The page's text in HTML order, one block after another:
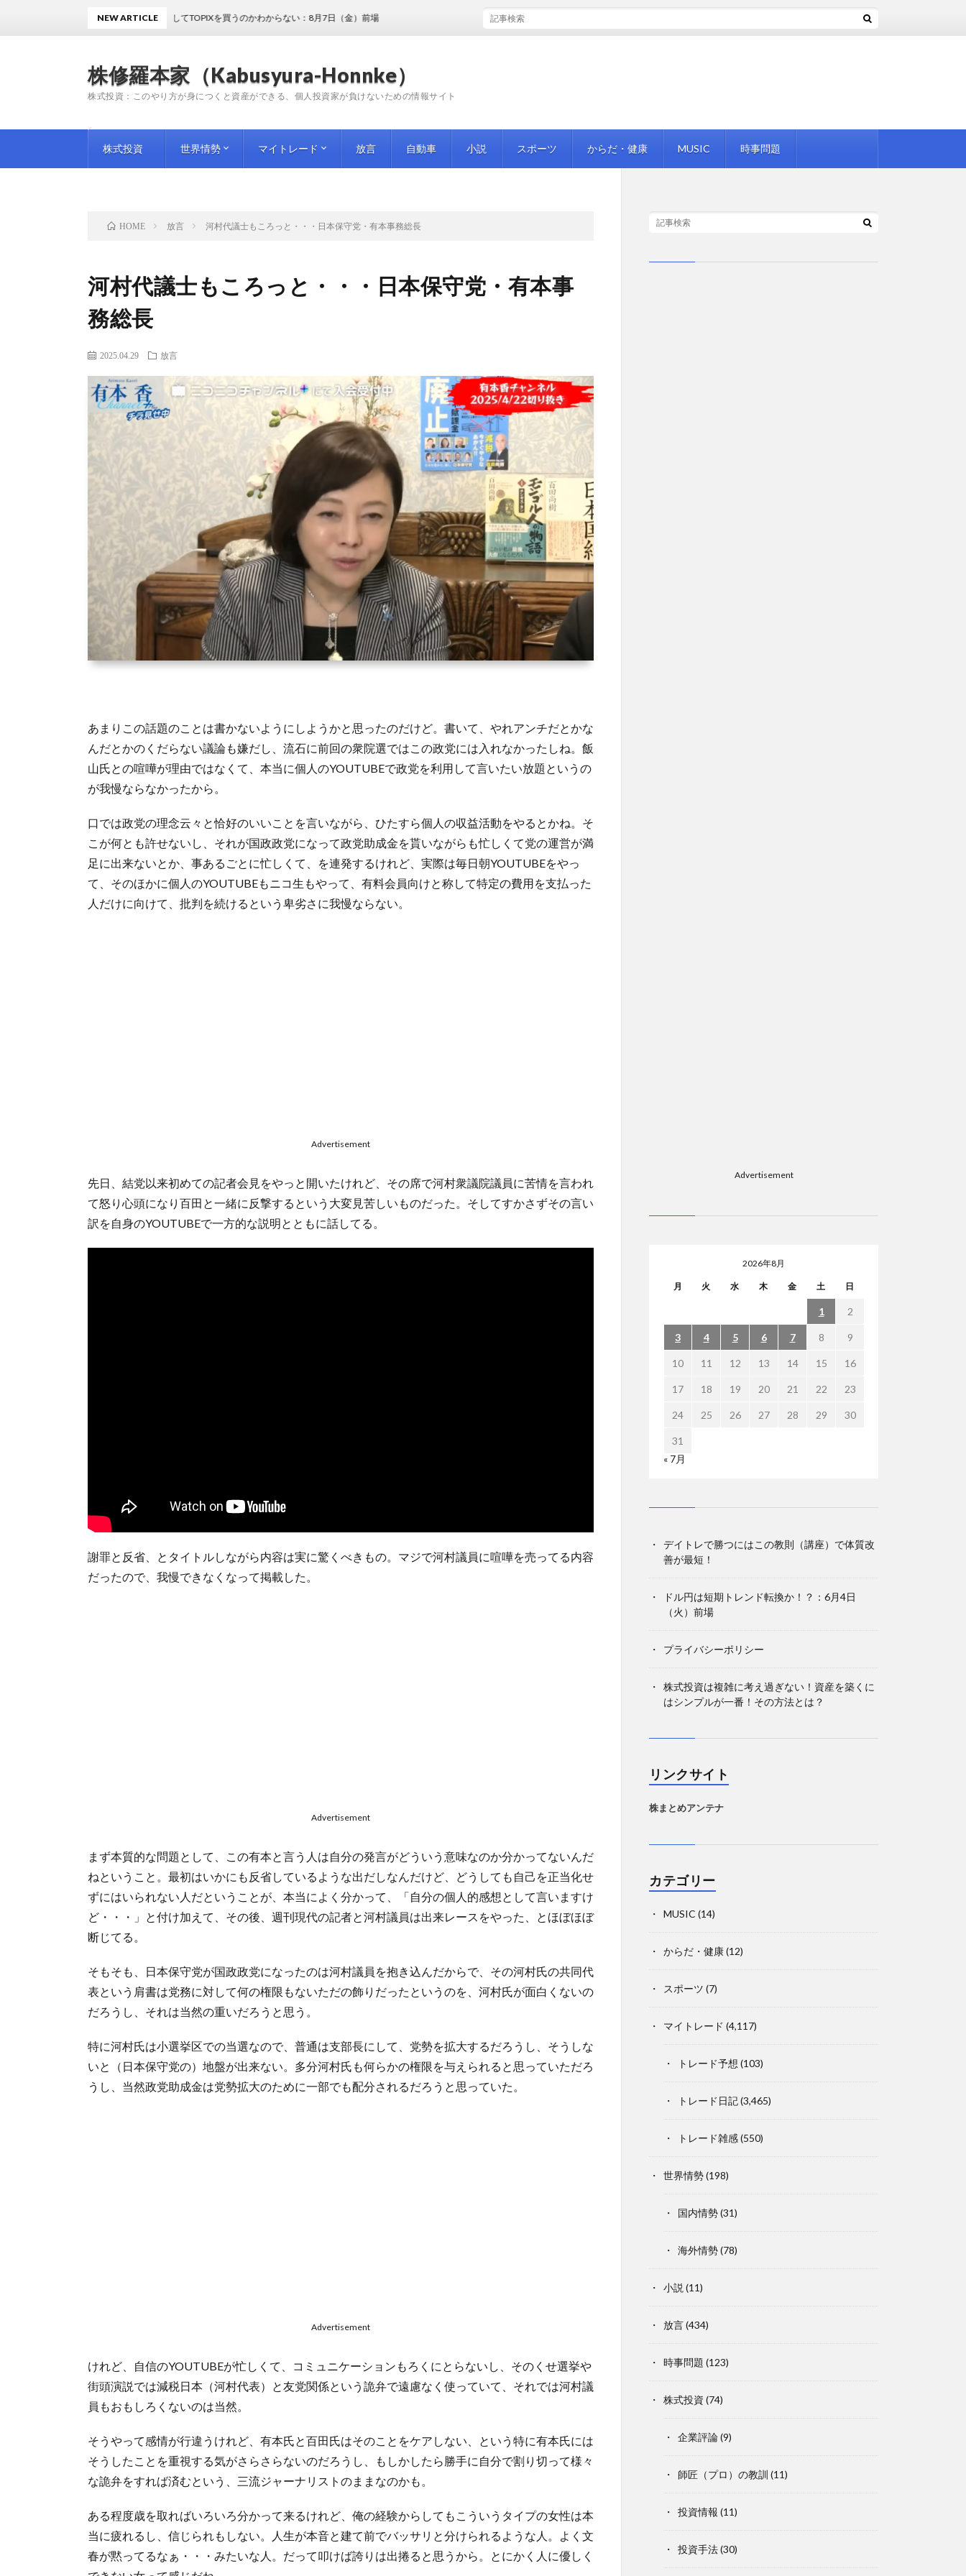
株修羅本家（Kabusyura-Honnke）
株式投資：このやり方が身につくと資産ができる、個人投資家が負けないための情報サイト
株式投資 世界情勢 マイトレード 放言 自動車 小説 スポーツ からだ・健康 MUSIC 時事問題
NEW ARTICLE
どうしてTOPIXを買うのかわからない：8月7日（金）前場
HOME 放言 河村代議士もころっと・・・日本保守党・有本事務総長
河村代議士もころっと・・・日本保守党・有本事
務総長
2025.04.29 放言
あまりこの話題のことは書かないようにしようかと思ったのだけど。書いて、やれアンチだとかな
んだとかのくだらない議論も嫌だし、流石に前回の衆院選ではこの政党には入れなかったしね。飯
山氏との喧嘩が理由ではなくて、本当に個人のYOUTUBEで政党を利用して言いたい放題というの
が我慢ならなかったから。
口では政党の理念云々と恰好のいいことを言いながら、ひたすら個人の収益活動をやるとかね。そ
こが何とも許せないし、それが国政政党になって政党助成金を貰いながらも忙しくて党の運営が満
足に出来ないとか、事あるごとに忙しくて、を連発するけれど、実際は毎日朝YOUTUBEをやっ
て、そのほかに個人のYOUTUBEもニコ生もやって、有料会員向けと称して特定の費用を支払った
人だけに向けて、批判を続けるという卑劣さに我慢ならない。
Advertisement
先日、結党以来初めての記者会見をやっと開いたけれど、その席で河村衆議院議員に苦情を言われ
て怒り心頭になり百田と一緒に反撃するという大変見苦しいものだった。そしてすかさずその言い
訳を自身のYOUTUBEで一方的な説明とともに話してる。
謝罪と反省、とタイトルしながら内容は実に驚くべきもの。マジで河村議員に喧嘩を売ってる内容
だったので、我慢できなくなって掲載した。
Advertisement
まず本質的な問題として、この有本と言う人は自分の発言がどういう意味なのか分かってないんだ
ねということ。最初はいかにも反省しているような出だしなんだけど、どうしても自己を正当化せ
ずにはいられない人だということが、本当によく分かって、「自分の個人的感想として言いますけ
ど・・・」と付け加えて、その後、週刊現代の記者と河村議員は出来レースをやった、とほぼほぼ
断じてる。
そもそも、日本保守党が国政政党になったのは河村議員を抱き込んだからで、その河村氏の共同代
表という肩書は党務に対して何の権限もないただの飾りだったというのを、河村氏が面白くないの
だろうし、それは当然の重いだろうと思う。
特に河村氏は小選挙区での当選なので、普通は支部長にして、党勢を拡大するだろうし、そうしな
いと（日本保守党の）地盤が出来ない。多分河村氏も何らかの権限を与えられると思っていただろ
うし、当然政党助成金は党勢拡大のために一部でも配分されるだろうと思っていた。
Advertisement
けれど、自信のYOUTUBEが忙しくて、コミュニケーションもろくにとらないし、そのくせ選挙や
街頭演説では減税日本（河村代表）と友党関係という詭弁で遠慮なく使っていて、それでは河村議
員もおもしろくないのは当然。
そうやって感情が行違うけれど、有本氏と百田氏はそのことをケアしない、という特に有本氏には
そうしたことを重視する気がさらさらないのだろうし、もしかしたら勝手に自分で割り切って様々
な詭弁をすれば済むという、三流ジャーナリストのままなのかも。
ある程度歳を取ればいろいろ分かって来るけれど、俺の経験からしてもこういうタイプの女性は本
当に疲れるし、信じられもしない。人生が本音と建て前でバッサリと分けられるような人。よく文
春が黙ってるなぁ・・・みたいな人。だって叩けば誇りは出捲ると思うから。とにかく人に優しく
Advertisement
2026年8月
月 火 水 木 金 土 日
1 2
3 4 5 6 7 8 9
10 11 12 13 14 15 16
17 18 19 20 21 22 23
24 25 26 27 28 29 30
31
« 7月
デイトレで勝つにはこの教則（講座）で体質改
善が最短！
ドル円は短期トレンド転換か！？：6月4日
（火）前場
プライバシーポリシー
株式投資は複雑に考え過ぎない！資産を築くに
はシンプルが一番！その方法とは？
リンクサイト
株まとめアンテナ
カテゴリー
MUSIC (14)
からだ・健康(12)
スポーツ (7)
マイトレード (4,117)
トレード予想 (103)
トレード日記(3,465)
トレード雑感(550)
世界情勢(198)
国内情勢(31)
海外情勢(78)
小説 (11)
放言(434)
時事問題 (123)
株式投資 (74)
企業評論(9)
師匠（プロ）の教訓 (11)
投資情報 (11)
投資手法(30)